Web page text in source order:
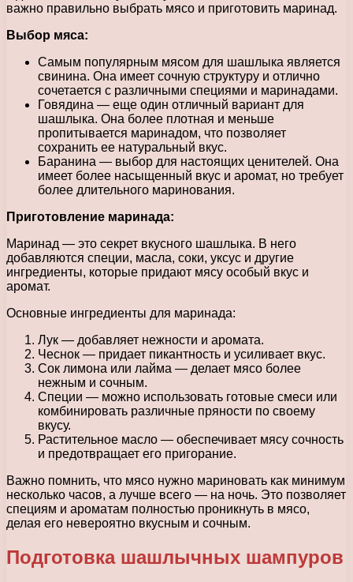
важно правильно выбрать мясо и приготовить маринад.
Выбор мяса:
Самым популярным мясом для шашлыка является
свинина. Она имеет сочную структуру и отлично
сочетается с различными специями и маринадами.
Говядина — еще один отличный вариант для
шашлыка. Она более плотная и меньше
пропитывается маринадом, что позволяет
сохранить ее натуральный вкус.
Баранина — выбор для настоящих ценителей. Она
имеет более насыщенный вкус и аромат, но требует
более длительного маринования.
Приготовление маринада:
Маринад — это секрет вкусного шашлыка. В него
добавляются специи, масла, соки, уксус и другие
ингредиенты, которые придают мясу особый вкус и
аромат.
Основные ингредиенты для маринада:
Лук — добавляет нежности и аромата.
Чеснок — придает пикантность и усиливает вкус.
Сок лимона или лайма — делает мясо более
нежным и сочным.
Специи — можно использовать готовые смеси или
комбинировать различные пряности по своему
вкусу.
Растительное масло — обеспечивает мясу сочность
и предотвращает его пригорание.
Важно помнить, что мясо нужно мариновать как минимум
несколько часов, а лучше всего — на ночь. Это позволяет
специям и ароматам полностью проникнуть в мясо,
делая его невероятно вкусным и сочным.
Подготовка шашлычных шампуров